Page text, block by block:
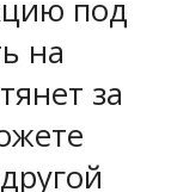
под
на
за